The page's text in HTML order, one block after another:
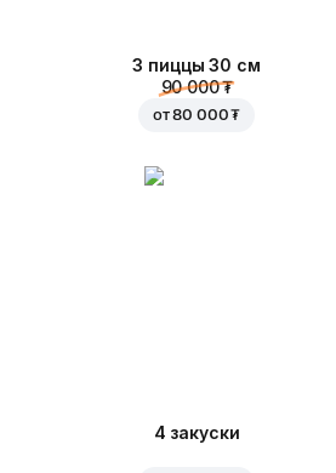
3 пиццы 30 см
90 000 ₮
от80 000 ₮
4 закуски